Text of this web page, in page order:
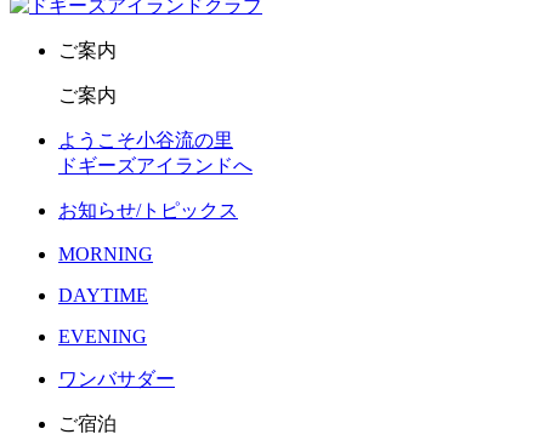
ご案内
ご案内
ようこそ小谷流の里
ドギーズアイランドへ
お知らせ/トピックス
MORNING
DAYTIME
EVENING
ワンバサダー
ご宿泊